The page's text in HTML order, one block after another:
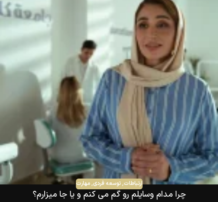
ارتباطات,توسعه فردی,مهارت
چرا مدام وسایلم رو گم می کنم و یا جا میزارم؟